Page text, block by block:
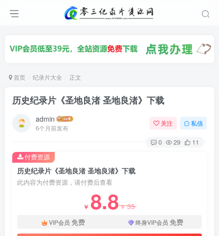
首页 纪录片大全 正文
历史纪录片《圣地良渚 圣地良渚》下载
admin
6个月前发布
关注 私信
0 29 11
历史纪录片《圣地良渚 圣地良渚》下载
此内容为付费资源，请付费后查看
￥ 8.8￥35
VIP会员 免费 终身VIP会员 免费
付费资源